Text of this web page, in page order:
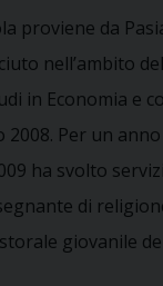
proviene da
nell’ambito
in Economia e
2008. Per un
ha svolto
di
giovanile